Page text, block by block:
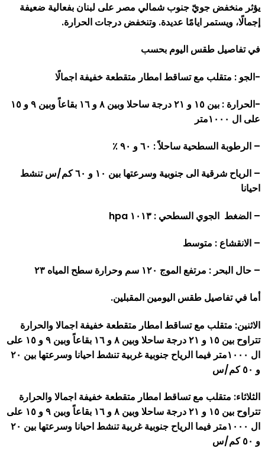
يؤثر منخفض جويّ جنوب شمالي مصر على لبنان بفعالية ضعيفة
إجمالًا، ويستمر ايامًا عديدة. وتنخفض درجات الحرارة.
في تفاصيل طقس اليوم بحسب
-الجو : متقلب مع تساقط امطار متقطعة خفيفة اجمالًا
-الحرارة : بين ١٥ و ٢١ درجة ساحلا وبين ٨ و ١٦ بقاعاً وبين ٩ و ١٥
على ال ١٠٠٠متر
– الرطوبة السطحية ساحلاً : ٦٠ و ٩٠ ٪
– الرياح شرقية الى جنوبية وسرعتها بين ١٠ و ٦٠ كم/س تنشط
احيانا
– الضغط الجوي السطحي : ١٠١٣ hpa
– الانقشاع : متوسط
– حال البحر : مرتفع الموج ١٢٠ سم وحرارة سطح المياه ٢٣
أما في تفاصيل طقس اليومين المقبلين.
الاثنين: متقلب مع تساقط امطار متقطعة خفيفة اجمالا والحرارة
تتراوح بين ١٥ و ٢١ درجة ساحلا وبين ٨ و ١٦ بقاعاً وبين ٩ و ١٥ على
ال ١٠٠٠متر فيما الرياح جنوبية غربية تنشط احيانا وسرعتها بين ٢٠
و ٥٠ كم/س
الثلاثاء: متقلب مع تساقط امطار متقطعة خفيفة اجمالا والحرارة
تتراوح بين ١٥ و ٢١ درجة ساحلا وبين ٨ و ١٦ بقاعاً وبين ٩ و ١٥ على
ال ١٠٠٠متر فيما الرياح جنوبية غربية تنشط احيانا وسرعتها بين ٢٠
و ٥٠ كم/س